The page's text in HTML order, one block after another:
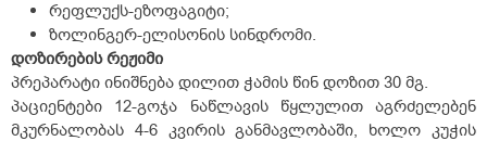
რეფლუქს-ეზოფაგიტი;
ზოლინგერ-ელისონის სინდრომი.
დოზირებისრეჟიმი
პრეპარატი ინიშნება დილით ჭამის წინ დოზით 30 მგ.
პაციენტები 12-გოჯა ნაწლავის წყლულით აგრძელებენ
მკურნალობას 4-6 კვირის განმავლობაში, ხოლო კუჭის